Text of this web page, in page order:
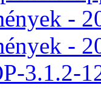
-
-
3.1.2-